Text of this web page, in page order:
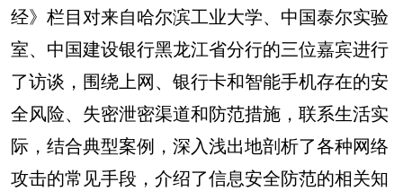
经》栏目对来自哈尔滨工业大学、中国泰尔实验
室、中国建设银行黑龙江省分行的三位嘉宾进行
了访谈，围绕上网、银行卡和智能手机存在的安
全风险、失密泄密渠道和防范措施，联系生活实
际，结合典型案例，深入浅出地剖析了各种网络
攻击的常见手段，介绍了信息安全防范的相关知